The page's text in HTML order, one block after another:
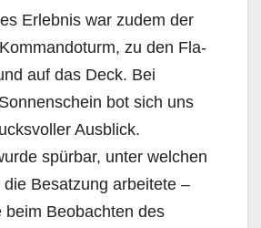
Erlebnis war zudem der
zu den Fla-
auf das Deck. Bei
bot sich uns
Ausblick.
spürbar, unter welchen
Besatzung arbeitete –
beim Beobachten des